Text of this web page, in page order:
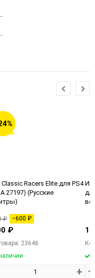
Racers Elite для PS4
27197) (Русские
₽ −600 ₽
₽
23646
+
1
–